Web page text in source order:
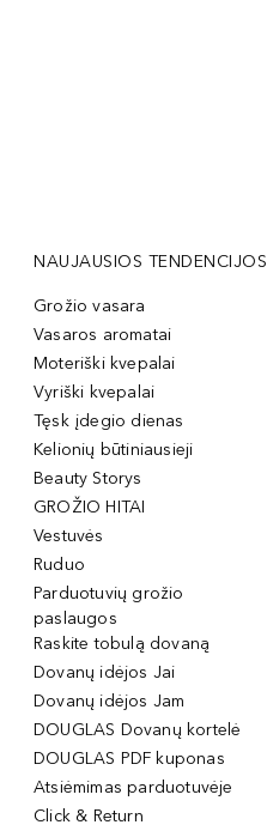
NAUJAUSIOS TENDENCIJOS
Grožio vasara
Vasaros aromatai
Moteriški kvepalai
Vyriški kvepalai
Tęsk įdegio dienas
Kelionių būtiniausieji
Beauty Storys
GROŽIO HITAI
Vestuvės
Ruduo
Parduotuvių grožio
paslaugos
Raskite tobulą dovaną
Dovanų idėjos Jai
Dovanų idėjos Jam
DOUGLAS Dovanų kortelė
DOUGLAS PDF kuponas
Atsiėmimas parduotuvėje
Click & Return